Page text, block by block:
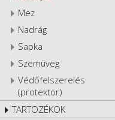
Mez
Nadrág
Sapka
Szemüveg
Védőfelszerelés
(protektor)
TARTOZÉKOK